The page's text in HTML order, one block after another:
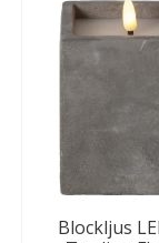
Blockljus